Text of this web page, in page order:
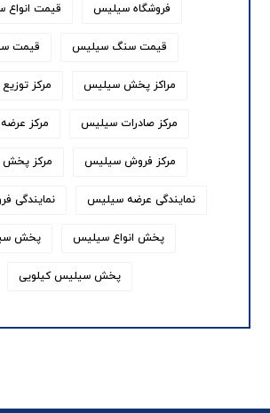
فروشگاه سیلیس قیمت
قیمت سنگ سیلیس قیمت
مراکز پخش سیلیس مرکز
مرکز صادرات سیلیس مرکز
مرکز فروش سیلیس مرکز
نمایندگی عرضه سیلیس نمایندگی
پخش انواع سیلیس پخش
پخش سیلیس کیلویی